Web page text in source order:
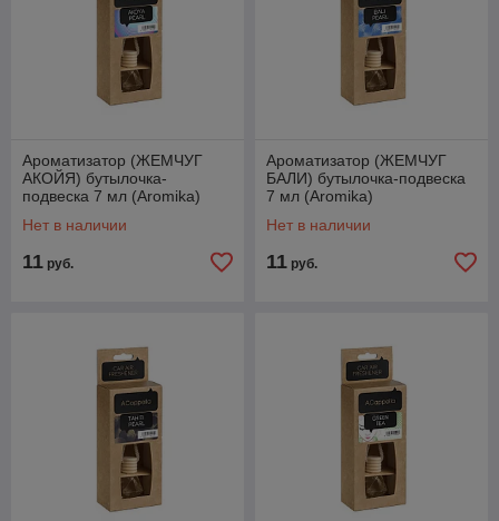
Ароматизатор (ЖЕМЧУГ
АКОЙЯ) бутылочка-
подвеска 7 мл (Aromika)
Нет в наличии
11 руб.
Ароматизатор (ЖЕМЧУГ
БАЛИ) бутылочка-подвеска
7 мл (Aromika)
Нет в наличии
11 руб.